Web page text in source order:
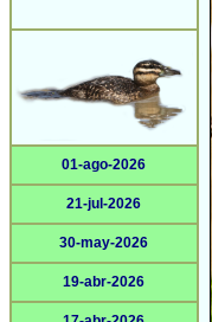
01-ago-2026
21-jul-2026
30-may-2026
19-abr-2026